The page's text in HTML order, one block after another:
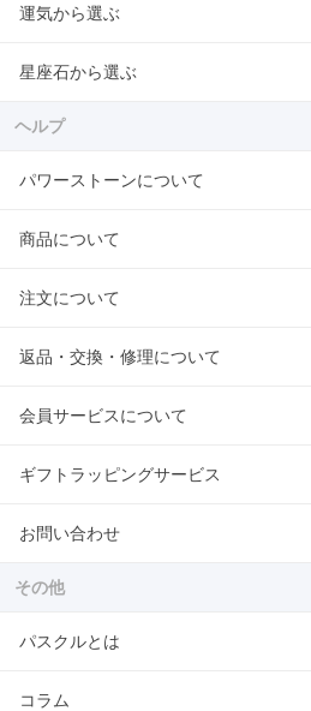
運気から選ぶ
星座石から選ぶ
ヘルプ
パワーストーンについて
商品について
注文について
返品・交換・修理について
会員サービスについて
ギフトラッピングサービス
お問い合わせ
その他
パスクルとは
コラム